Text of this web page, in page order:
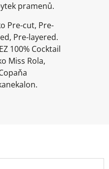
pramenů.
Pre-cut, Pre-
Pre-layered.
100% Cocktail
Miss Rola,